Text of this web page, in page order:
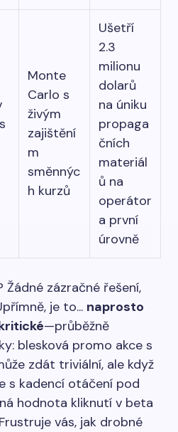
Monte
Carlo s
živým
zajištění
m
směnnýc
h kurzů
Ušetří
2.3
milionu
dolarů
na úniku
propaga
čních
materiál
ů na
operátor
a první
úrovně
zázračné řešení,
je to... naprosto
—průběžně
blesková promo akce s
zdát triviální, ale když
s kadencí otáčení pod
hodnota kliknutí v beta
vás, jak drobné